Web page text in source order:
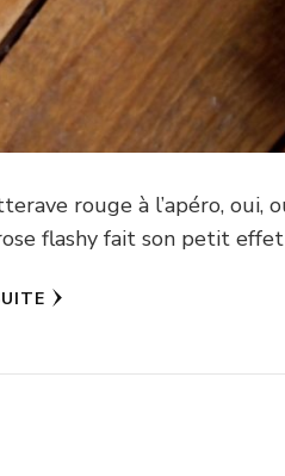
rouge à l’apéro,
flashy fait son petit